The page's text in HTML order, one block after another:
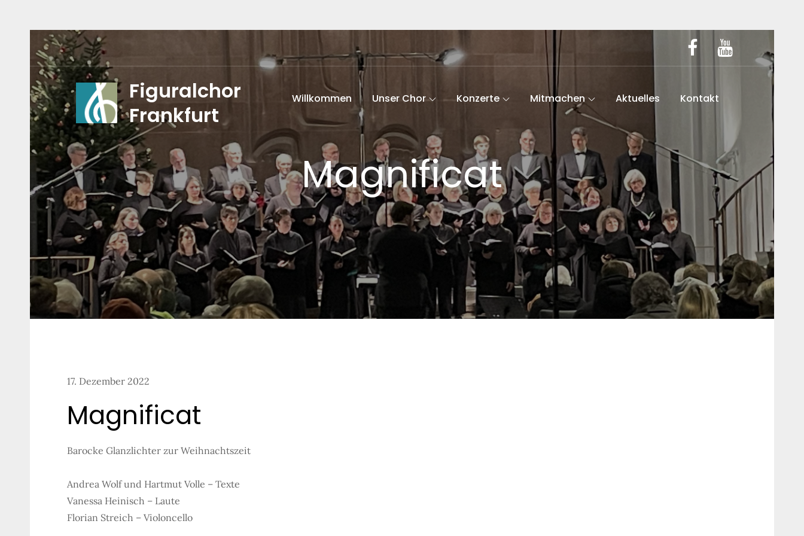
Skip
to
content
facebookyoutube
Figuralchor
Frankfurt
Willkommen Unser Chor Konzerte Mitmachen Aktuelles Kontakt
Magnificat
17. Dezember 2022
Magnificat
Barocke Glanzlichter zur Weihnachtszeit
Andrea Wolf und Hartmut Volle – Texte
Vanessa Heinisch – Laute
Florian Streich – Violoncello